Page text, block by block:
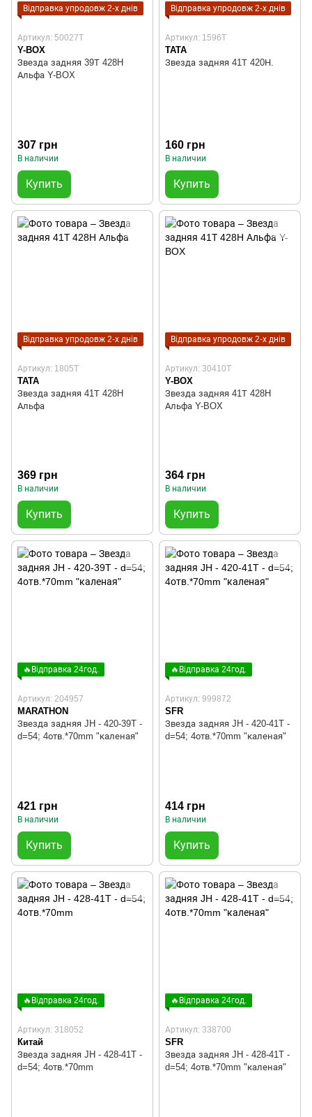
Відправка упродовж 2-х днів
Артикул: 50027T
Y-BOX
Звезда задняя 39Т 428H
Альфа Y-BOX
307 грн
В наличии
Купить
Відправка упродовж 2-х днів
Артикул: 1596T
TATA
Звезда задняя 41Т 420Н.
160 грн
В наличии
Купить
Відправка упродовж 2-х днів
Артикул: 1805T
TATA
Звезда задняя 41Т 428H
Альфа
369 грн
В наличии
Купить
Відправка упродовж 2-х днів
Артикул: 30410T
Y-BOX
Звезда задняя 41Т 428H
Альфа Y-BOX
364 грн
В наличии
Купить
🔥Відправка 24год.
Артикул: 204957
MARATHON
Звезда задняя JH - 420-39T -
d=54; 4отв.*70mm "каленая"
421 грн
В наличии
Купить
🔥Відправка 24год.
Артикул: 999872
SFR
Звезда задняя JH - 420-41T -
d=54; 4отв.*70mm "каленая"
414 грн
В наличии
Купить
🔥Відправка 24год.
Артикул: 318052
Китай
Звезда задняя JH - 428-41T -
d=54; 4отв.*70mm
🔥Відправка 24год.
Артикул: 338700
SFR
Звезда задняя JH - 428-41T -
d=54; 4отв.*70mm "каленая"